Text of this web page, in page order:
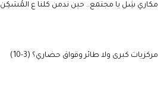
مكاري شِل يا مجتمع.. حين ندمن كلنا ع المُسَكِن
مركزيات كبرى ولا طائر وقواق حضاري؟ (3-10)